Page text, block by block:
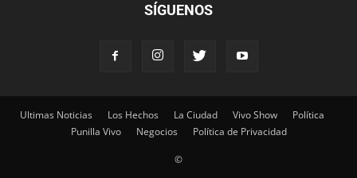
SÍGUENOS
Ultimas Noticias Los Hechos La Ciudad Vivo Show
Política
Punilla Vivo
Negocios Política de Privacidad
©